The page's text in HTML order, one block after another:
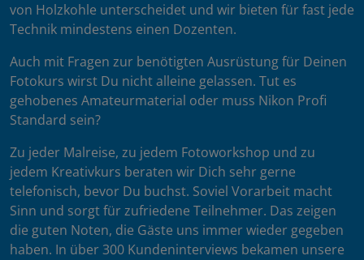
von Holzkohle unterscheidet und wir bieten für fast jede
Technik mindestens einen Dozenten.
Auch mit Fragen zur benötigten Ausrüstung für Deinen
Fotokurs wirst Du nicht alleine gelassen. Tut es
gehobenes Amateurmaterial oder muss Nikon Profi
Standard sein?
Zu jeder Malreise, zu jedem Fotoworkshop und zu
jedem Kreativkurs beraten wir Dich sehr gerne
telefonisch, bevor Du buchst. Soviel Vorarbeit macht
Sinn und sorgt für zufriedene Teilnehmer. Das zeigen
die guten Noten, die Gäste uns immer wieder gegeben
haben. In über 300 Kundeninterviews bekamen unsere